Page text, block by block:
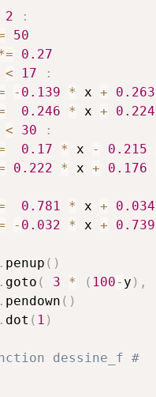
2
:
50
0.27
< 17
:
- 0.139 * x + 0.263
0.246 * x + 0.224
< 30
:
0.17 * x - 0.215
0.222 * x + 0.176
0.781 * x + 0.034
- 0.032 * x + 0.739
. penup ( )
. goto ( 3 * ( 100- y ) ,
. pendown ( )
. dot ( 1 )
dessine_f #